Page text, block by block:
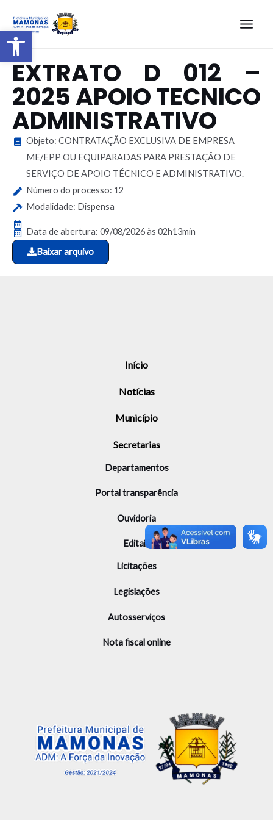
Barra de Ferramentas Aberta
EXTRATO D 012 –
2025 APOIO TECNICO
ADMINISTRATIVO
Objeto: CONTRATAÇÃO EXCLUSIVA DE EMPRESA
ME/EPP OU EQUIPARADAS PARA PRESTAÇÃO DE
SERVIÇO DE APOIO TÉCNICO E ADMINISTRATIVO.
Número do processo: 12
Modalidade: Dispensa
Data de abertura: 09/08/2026 às 02h13min
Baixar arquivo
Início
Notícias
Município
Secretarias
Departamentos
Portal transparência
Ouvidoria
Editais
Licitações
Legislações
Autosserviços
Nota fiscal online